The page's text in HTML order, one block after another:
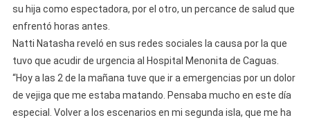
su hija como espectadora, por el otro, un percance de salud que
enfrentó horas antes.
Natti Natasha reveló en sus redes sociales la causa por la que
tuvo que acudir de urgencia al Hospital Menonita de Caguas.
“Hoy a las 2 de la mañana tuve que ir a emergencias por un dolor
de vejiga que me estaba matando. Pensaba mucho en este día
especial. Volver a los escenarios en mi segunda isla, que me ha